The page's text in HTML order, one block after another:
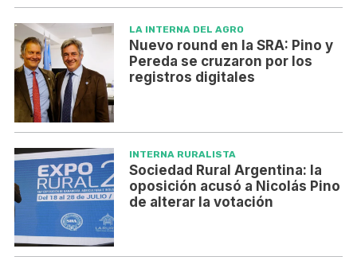
LA INTERNA DEL AGRO
Nuevo round en la SRA: Pino y
Pereda se cruzaron por los
registros digitales
INTERNA RURALISTA
Sociedad Rural Argentina: la
oposición acusó a Nicolás Pino
de alterar la votación